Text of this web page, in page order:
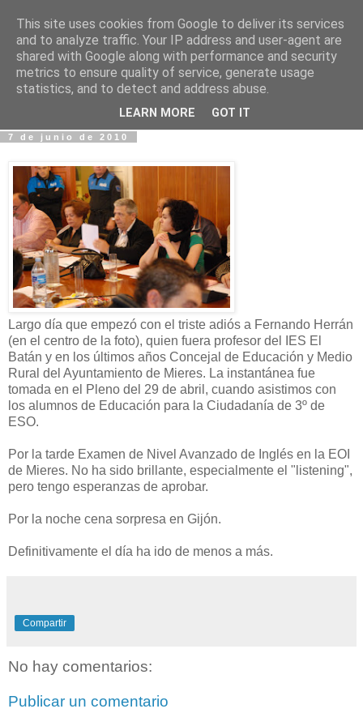
Fotos y Cosas
Miguel Sáenz de Santa María Elizalde
"Un blog es como un diario, pero sin candado".
7 de junio de 2010
Largo día que empezó con el triste adiós a Fernando Herrán
(en el centro de la foto), quien fuera profesor del IES El
Batán y en los últimos años Concejal de Educación y Medio
Rural del Ayuntamiento de Mieres. La instantánea fue
tomada en el Pleno del 29 de abril, cuando asistimos con
los alumnos de Educación para la Ciudadanía de 3º de
ESO.
Por la tarde Examen de Nivel Avanzado de Inglés en la EOI
de Mieres. No ha sido brillante, especialmente el "listening",
pero tengo esperanzas de aprobar.
Por la noche cena sorpresa en Gijón.
Definitivamente el día ha ido de menos a más.
Compartir
No hay comentarios:
Publicar un comentario
This site uses cookies from Google to deliver its services
and to analyze traffic. Your IP address and user-agent are
shared with Google along with performance and security
metrics to ensure quality of service, generate usage
statistics, and to detect and address abuse.
LEARN MORE GOT IT